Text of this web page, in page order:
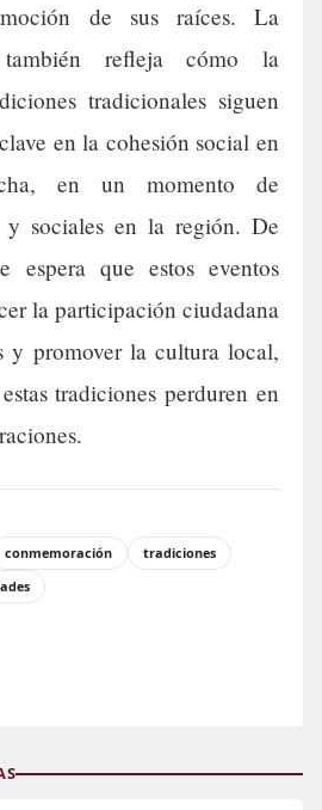
de sus raíces. La
también refleja cómo la
tradicionales siguen
en la cohesión social en
en un momento de
y sociales en la región. De
espera que estos eventos
la participación ciudadana
y promover la cultura local,
tradiciones perduren en
conmemoración
tradiciones